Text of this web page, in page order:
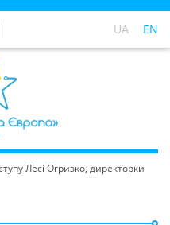
UA EN
Лесі Огризко, директорки